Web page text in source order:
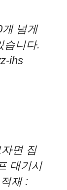
넘게
습니다.
ihs
면 집
대기시
재 :